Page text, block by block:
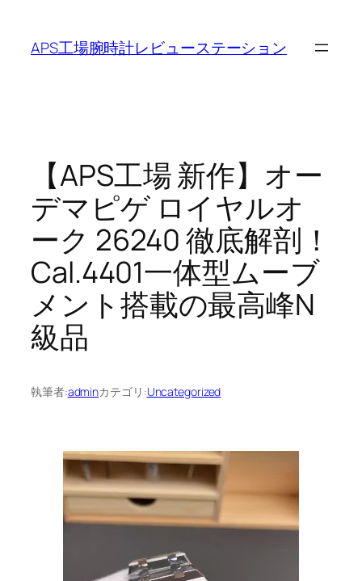
APS工場腕時計レビューステーション
【APS工場 新作】オー
デマピゲ ロイヤルオ
ーク 26240 徹底解剖！
Cal.4401一体型ムーブ
メント搭載の最高峰N
級品
執筆者:adminカテゴリ:Uncategorized